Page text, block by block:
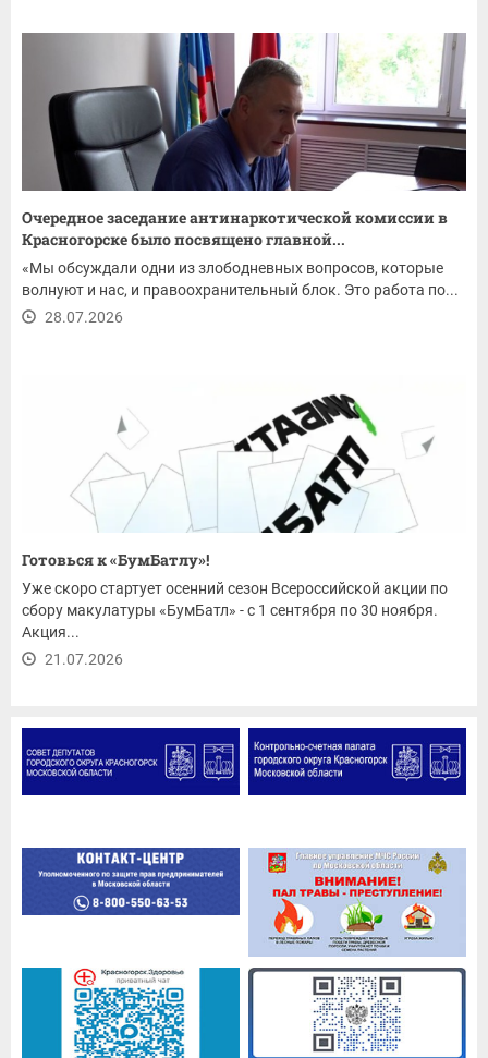
Очередное заседание антинаркотической комиссии в
Красногорске было посвящено главной...
«Мы обсуждали одни из злободневных вопросов, которые
волнуют и нас, и правоохранительный блок. Это работа по...
28.07.2026
Готовься к «БумБатлу»!
Уже скоро стартует осенний сезон Всероссийской акции по
сбору макулатуры «БумБатл» - с 1 сентября по 30 ноября.
Акция...
21.07.2026